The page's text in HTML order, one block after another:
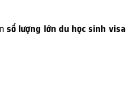
số lượng lớn du học sinh visa